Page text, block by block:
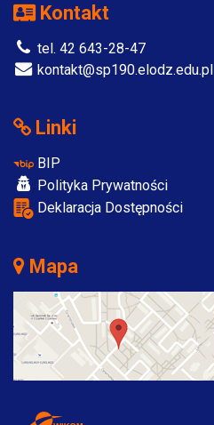
Kontakt
tel. 42 643-28-47
kontakt@sp190.elodz.edu.pl
Linki
BIP
Polityka Prywatności
Deklaracja Dostępności
Mapa